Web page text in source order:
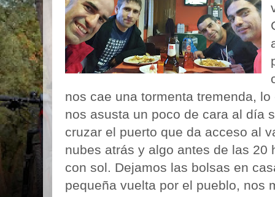
nos cae una tormenta tremenda,
nos asusta un poco de cara al día
cruzar el puerto que da acceso al
nubes atrás y algo antes de las 20
con sol. Dejamos las bolsas en
pequeña vuelta por el pueblo, nos